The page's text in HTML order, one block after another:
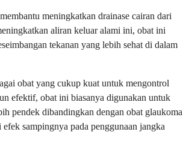
meningkatkan drainase cairan dari
aliran keluar alami ini, obat ini
tekanan yang lebih sehat di dalam
obat yang cukup kuat untuk mengontrol
efektif, obat ini biasanya digunakan untuk
pendek dibandingkan dengan obat glaukoma
sampingnya pada penggunaan jangka